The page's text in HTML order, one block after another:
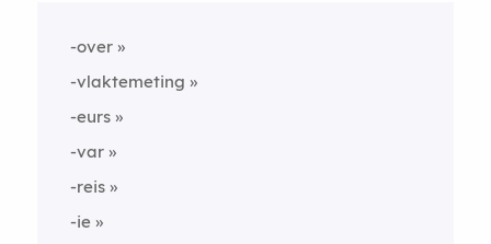
-over
-vlaktemeting
-eurs
-var
-reis
-ie